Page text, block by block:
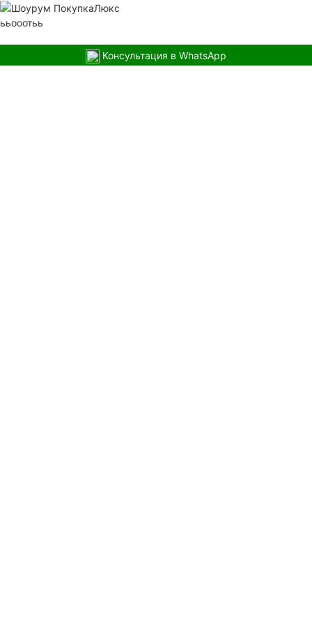
ььооотьь
Консультация в WhatsApp